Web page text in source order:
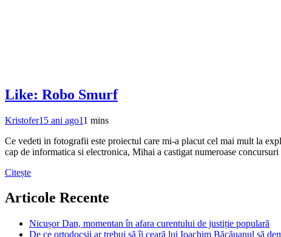
Like: Robo Smurf
Kristofer15 ani ago11 mins
Ce vedeti in fotografii este proiectul care mi-a placut cel mai mult la
cap de informatica si electronica, Mihai a castigat numeroase
Citește
Articole Recente
Nicușor Dan, momentan în afara curentului de justiție populară
De ce ortodocșii ar trebui să îi ceară lui Ioachim Băcăuanul să